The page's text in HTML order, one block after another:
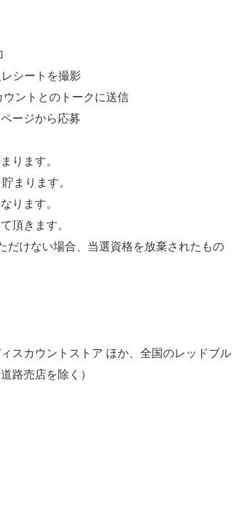
シートを撮影
ントとのトークに送信
ージから応募
ります。
まります。
ります。
頂きます。
けない場合、当選資格を放棄されたもの
スカウントストア ほか、全国のレッドブル
路売店を除く）